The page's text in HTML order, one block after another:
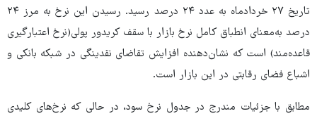
تاریخ ۲۷ خردادماه به عدد ۲۴ درصد رسید. رسیدن این نرخ به مرز ۲۴
درصد به‌معنای انطباق کامل نرخ بازار با سقف کریدور پولی(نرخ اعتبارگیری
قاعده‌مند) است که نشان‌دهنده افزایش تقاضای نقدینگی در شبکه بانکی و
اشباع فضای رقابتی در این بازار است.
مطابق با جزئیات مندرج در جدول نرخ سود، در حالی که نرخ‌های کلیدی